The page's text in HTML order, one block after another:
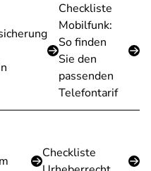
Checkliste
Mobilfunk:
So finden
Sie den
passenden
Telefontarif
Checkliste